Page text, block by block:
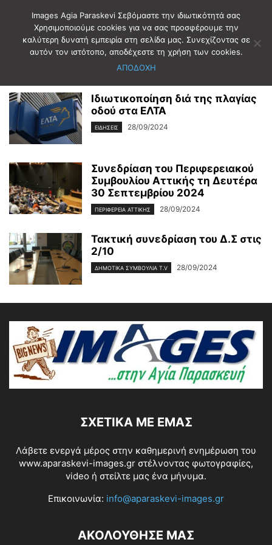
Αρχική 2024 Σεπτέμβριος 28
Ημερήσιο Αρχείο: 28/09/2024
Ιδιωτικοποίηση διά της πλαγίας
οδού στα ΕΛΤΑ
ΕΙΔΗΣΕΙΣ 28/09/2024
Συνεδρίαση του Περιφερειακού
Συμβουλίου Αττικής τη Δευτέρα
30 Σεπτεμβρίου 2024
ΠΕΡΙΦΕΡΕΙΑ ΑΤΤΙΚΗΣ 28/09/2024
Τακτική συνεδρίαση του Δ.Σ στις
2/10
ΔΗΜΟΤΙΚΑ ΣΥΜΒΟΥΛΙΑ T.V 28/09/2024
ΣΧΕΤΙΚΆ ΜΕ ΕΜΆΣ
Λάβετε ενεργά μέρος στην καθημερινή ενημέρωση του
www.aparaskevi-images.gr στέλνοντας φωτογραφίες,
video ή στείλτε μας ένα μήνυμα.
Επικοινωνία: info@aparaskevi-images.gr
ΑΚΟΛΟΥΘΗΣΕ ΜΑΣ
Images Agia Paraskevi Σεβόμαστε την ιδιωτικότητά σας
Χρησιμοποιούμε cookies για να σας προσφέρουμε την
καλύτερη δυνατή εμπειρία στη σελίδα μας. Συνεχίζοντας σε
αυτόν τον ιστότοπο, αποδέχεστε τη χρήση των cookies.
ΑΠΟΔΟΧΗ